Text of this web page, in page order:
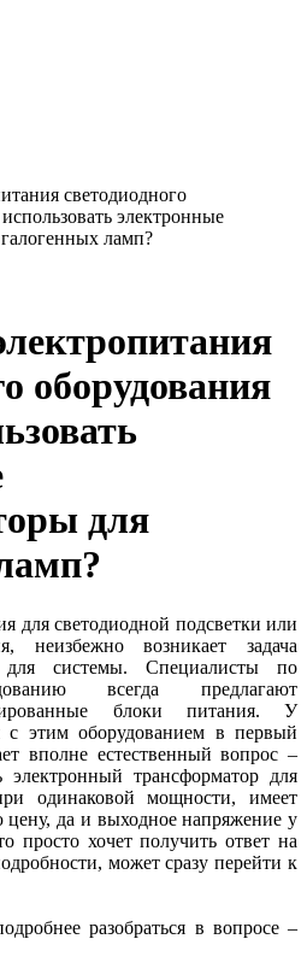
светодиодного
электронные
ламп?
оборудования
для
для светодиодной подсветки или
неизбежно возникает задача
системы. Специалисты по
всегда предлагают
блоки питания. У
с этим оборудованием в первый
вполне естественный вопрос –
электронный трансформатор для
одинаковой мощности, имеет
да и выходное напряжение у
просто хочет получить ответ на
может сразу перейти к
разобраться в вопросе –